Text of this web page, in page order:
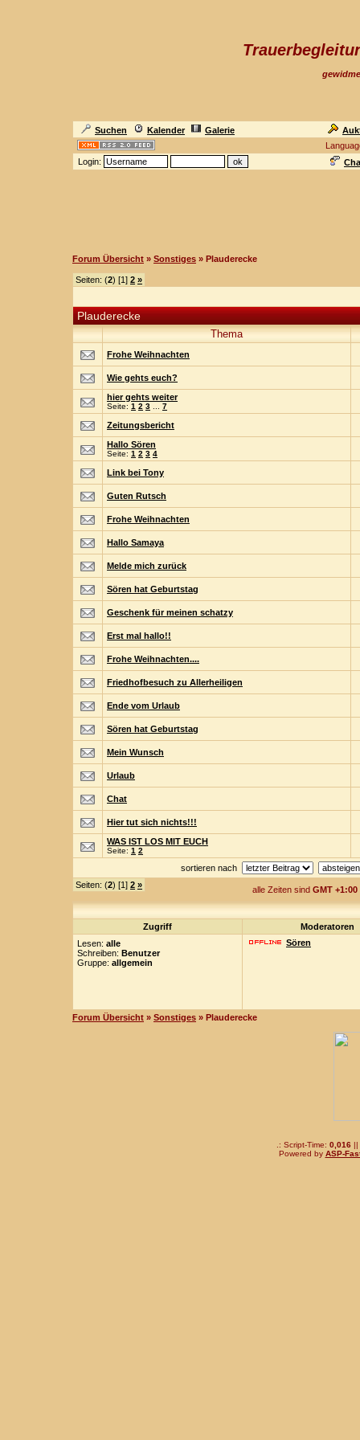
Suchen Kalender Galerie
Login:
Forum Übersicht » Sonstiges » Plauderecke
Seiten: (2) [1] 2 »
Plauderecke
Thema
Frohe Weihnachten
Wie gehts euch?
hier gehts weiter
Seite: 1 2 3 7
Zeitungsbericht
Hallo Sören
Seite: 1 2 3 4
Link bei Tony
Guten Rutsch
Frohe Weihnachten
Hallo Samaya
Melde mich zurück
Sören hat Geburtstag
Geschenk für meinen schatzy
Erst mal hallo!!
Frohe Weihnachten....
Friedhofbesuch zu Allerheiligen
Ende vom Urlaub
Sören hat Geburtstag
Mein Wunsch
Urlaub
Chat
Hier tut sich nichts!!!
WAS IST LOS MIT EUCH
Seite: 1 2
sortieren nach
Seiten: (2) [1] 2 » alle Zeiten sind GMT +1:00
Zugriff
Moderatoren
Lesen: alle
Schreiben: Benutzer
Gruppe: allgemein
Sören
Forum Übersicht » Sonstiges » Plauderecke
.: Script-Time: 0,016||
Powered by ASP-